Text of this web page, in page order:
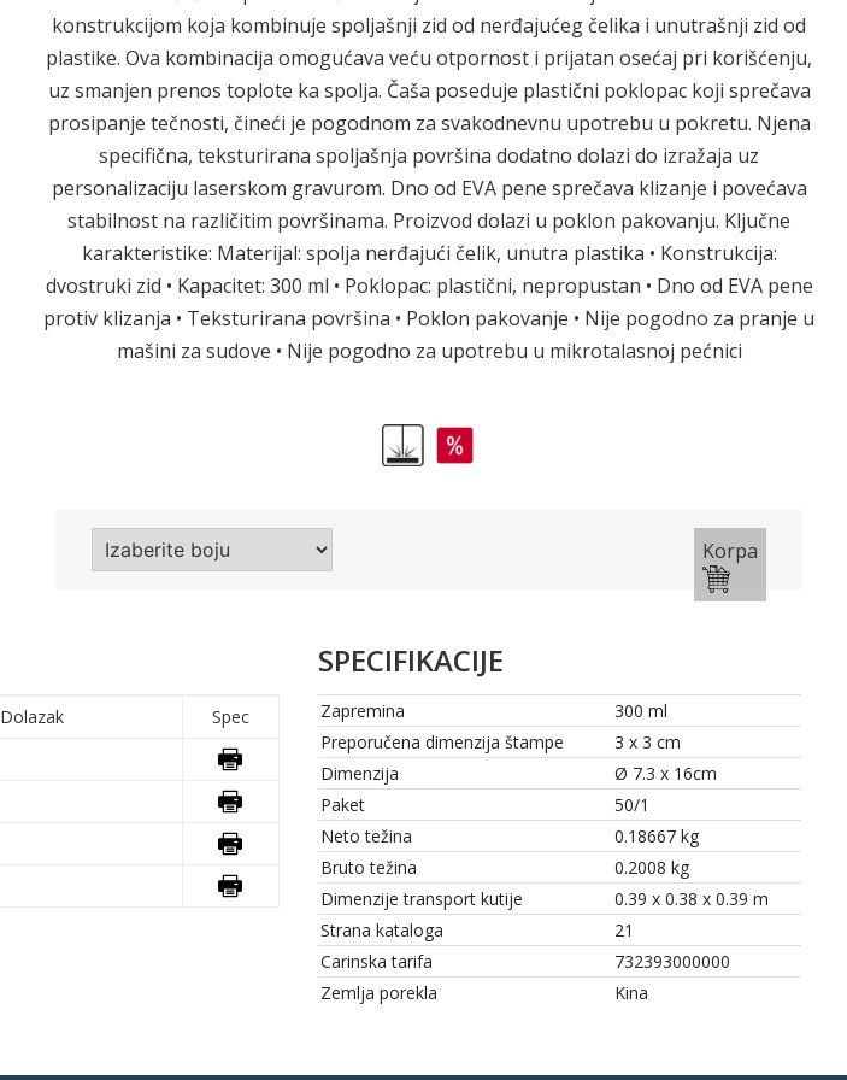
konstrukcijom koja kombinuje spoljašnji zid od nerđajućeg čelika i unutrašnji zid od
plastike. Ova kombinacija omogućava veću otpornost i prijatan osećaj pri korišćenju,
uz smanjen prenos toplote ka spolja. Čaša poseduje plastični poklopac koji sprečava
prosipanje tečnosti, čineći je pogodnom za svakodnevnu upotrebu u pokretu. Njena
specifična, teksturirana spoljašnja površina dodatno dolazi do izražaja uz
personalizaciju laserskom gravurom. Dno od EVA pene sprečava klizanje i povećava
stabilnost na različitim površinama. Proizvod dolazi u poklon pakovanju. Ključne
karakteristike: Materijal: spolja nerđajući čelik, unutra plastika • Konstrukcija:
dvostruki zid • Kapacitet: 300 ml • Poklopac: plastični, nepropustan • Dno od EVA pene
protiv klizanja • Teksturirana površina • Poklon pakovanje • Nije pogodno za pranje u
mašini za sudove • Nije pogodno za upotrebu u mikrotalasnoj pećnici
Korpa
Dolazak
Spec
SPECIFIKACIJE
Zapremina
300 ml
Preporučena dimenzija štampe
3 x 3 cm
Dimenzija
Ø 7.3 x 16cm
Paket
50/1
Neto težina
0.18667 kg
Bruto težina
0.2008 kg
Dimenzije transport kutije
0.39 x 0.38 x 0.39 m
Strana kataloga
21
Carinska tarifa
732393000000
Zemlja porekla
Kina